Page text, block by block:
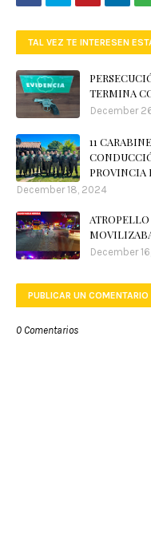
TAL VEZ TE INTERESEN
TERMINA
December
11
PROVINCIA
December 18, 2024
December
PUBLICAR UN COMENTARIO
0 Comentarios